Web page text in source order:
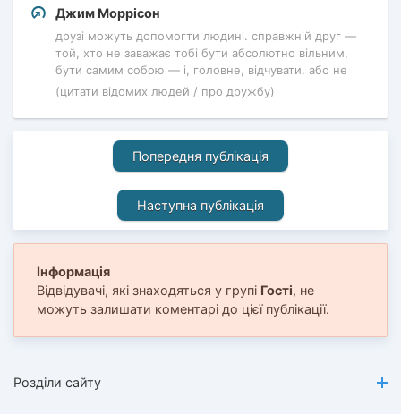
Джим Моррісон
друзі можуть допомогти людині. справжній друг —
той, хто не заважає тобі бути абсолютно вільним,
бути самим собою — і, головне, відчувати. або не
(цитати відомих людей / про дружбу)
Попередня публікація
Наступна публікація
Інформація
Відвідувачі, які знаходяться у групі Гості, не
можуть залишати коментарі до цієї публікації.
Розділи сайту